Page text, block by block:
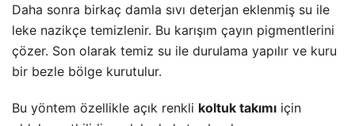
Daha sonra birkaç damla sıvı deterjan eklenmiş su ile
leke nazikçe temizlenir. Bu karışım çayın pigmentlerini
çözer. Son olarak temiz su ile durulama yapılır ve kuru
bir bezle bölge kurutulur.
Bu yöntem özellikle açık renkli koltuk takımı için